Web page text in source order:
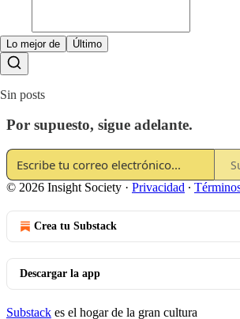
Lo mejor de Último
Sin posts
Por supuesto, sigue adelante.
© 2026 Insight Society · Privacidad ∙
Crea tu Substack
Descargar la app
Substack es el hogar de la gran cultura